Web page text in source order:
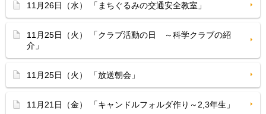
11月26日（水） 「まちぐるみの交通安全教室」
11月25日（火） 「クラブ活動の日 ～科学クラブの紹
介」
11月25日（火） 「放送朝会」
11月21日（金） 「キャンドルフォルダ作り～2,3年生」